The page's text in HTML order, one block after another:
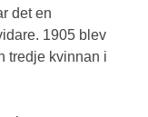
det en
1905 blev
tredje kvinnan i